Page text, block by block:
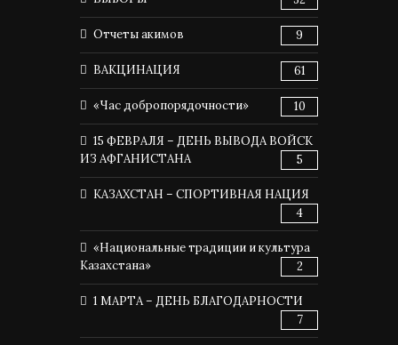
Отчеты акимов 9
ВАКЦИНАЦИЯ 61
«Час добропорядочности» 10
15 ФЕВРАЛЯ – ДЕНЬ ВЫВОДА ВОЙСК
ИЗ АФГАНИСТАНА
5
КАЗАХСТАН – СПОРТИВНАЯ НАЦИЯ
4
«Национальные традиции и культура
Казахстана»
2
1 МАРТА – ДЕНЬ БЛАГОДАРНОСТИ
7